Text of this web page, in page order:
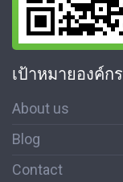
เป้าหมายองค์กร
About us
Blog
Contact